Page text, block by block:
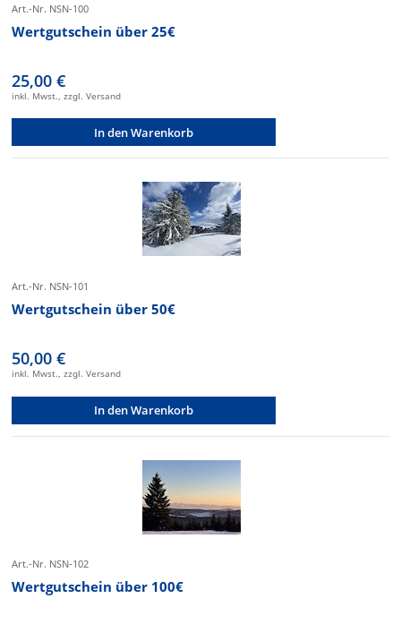
Art.-Nr. NSN-100
Wertgutschein über 25€
25,00 €
inkl. Mwst., zzgl. Versand
In den Warenkorb
Art.-Nr. NSN-101
Wertgutschein über 50€
50,00 €
inkl. Mwst., zzgl. Versand
In den Warenkorb
Art.-Nr. NSN-102
Wertgutschein über 100€